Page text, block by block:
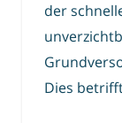
der
Dies